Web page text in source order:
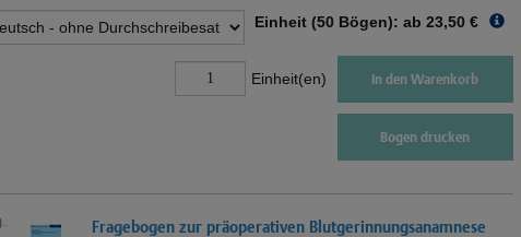
Einheit (50 Bögen): ab 23,50 €
Einheit(en) In den Warenkorb
Bogen drucken
Fragebogen zur präoperativen Blutgerinnungsanamnese